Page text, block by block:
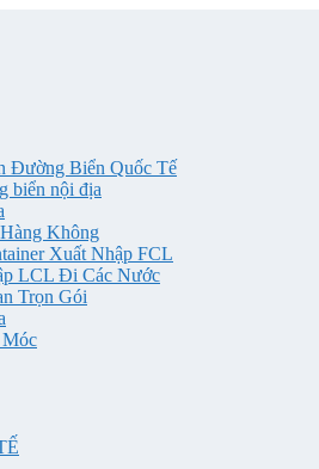
Đường Biển Quốc Tế
biển nội địa
Không
Xuất Nhập FCL
LCL Đi Các Nước
Trọn Gói